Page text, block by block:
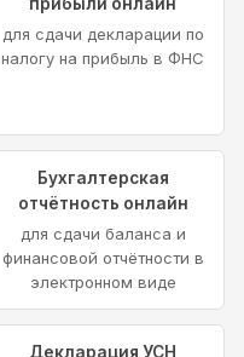
для сдачи декларации по
налогу на прибыль в ФНС
Бухгалтерская
отчётность онлайн
для сдачи баланса и
финансовой отчётности в
электронном виде
Декларация УСН